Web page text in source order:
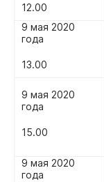
12.00
9 мая 2020
года
13.00
9 мая 2020
года
15.00
9 мая 2020
года